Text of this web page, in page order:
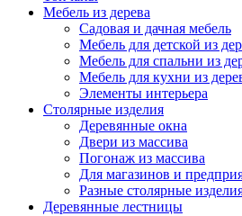
Мебель из дерева
Садовая и дачная мебель
Мебель для детской из
Мебель для спальни из
Мебель для кухни из
Элементы интерьера
Столярные изделия
Деревянные окна
Двери из массива
Погонаж из массива
Для магазинов и
Разные столярные
Деревянные лестницы